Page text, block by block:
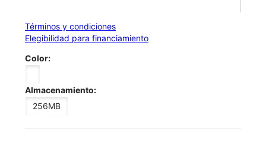
Términos y condiciones
Elegibilidad para financiamiento
Color:
Almacenamiento:
256MB